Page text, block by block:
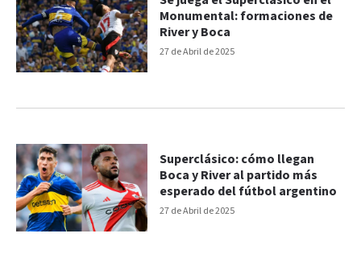
27 de Abril de 2025
Monumental: formaciones de
River y Boca
27 de Abril de 2025
Superclásico: cómo llegan
Boca y River al partido más
esperado del fútbol argentino